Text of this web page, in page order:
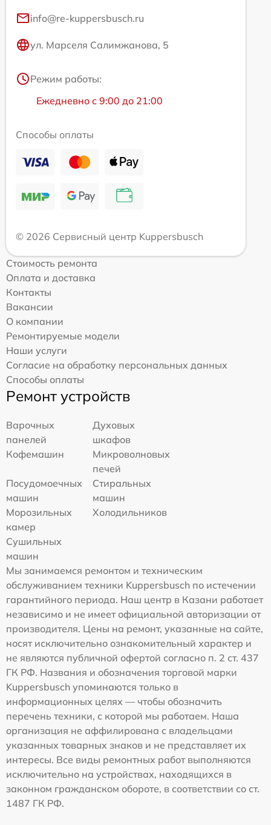
info@re-kuppersbusch.ru
ул. Марселя Салимжанова, 5
Режим работы:
Ежедневно с 9:00 до 21:00
Способы оплаты
© 2026 Сервисный центр Kuppersbusch
Стоимость ремонта
Оплата и доставка
Контакты
Вакансии
О компании
Ремонтируемые модели
Наши услуги
Согласие на обработку персональных данных
Способы оплаты
Ремонт устройств
Варочных
панелей
Духовых
шкафов
Кофемашин
Микроволновых
печей
Посудомоечных
машин
Стиральных
машин
Морозильных
камер
Холодильников
Сушильных
машин
Мы занимаемся ремонтом и техническим
обслуживанием техники Kuppersbusch по истечении
гарантийного периода. Наш центр в Казани работает
независимо и не имеет официальной авторизации от
производителя. Цены на ремонт, указанные на сайте,
носят исключительно ознакомительный характер и
не являются публичной офертой согласно п. 2 ст. 437
ГК РФ. Названия и обозначения торговой марки
Kuppersbusch упоминаются только в
информационных целях — чтобы обозначить
перечень техники, с которой мы работаем. Наша
организация не аффилирована с владельцами
указанных товарных знаков и не представляет их
интересы. Все виды ремонтных работ выполняются
исключительно на устройствах, находящихся в
законном гражданском обороте, в соответствии со ст.
1487 ГК РФ.